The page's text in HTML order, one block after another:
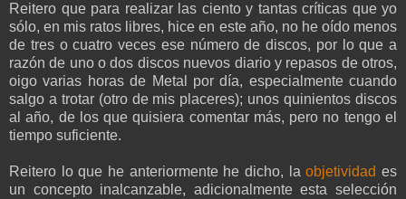
Reitero que para realizar las ciento y tantas críticas que yo
sólo, en mis ratos libres, hice en este año, no he oído menos
de tres o cuatro veces ese número de discos, por lo que a
razón de uno o dos discos nuevos diario y repasos de otros,
oigo varias horas de Metal por día, especialmente cuando
salgo a trotar (otro de mis placeres); unos quinientos discos
al año, de los que quisiera comentar más, pero no tengo el
tiempo suficiente.
Reitero lo que he anteriormente he dicho, laobjetividad es
un concepto inalcanzable, adicionalmente esta selección